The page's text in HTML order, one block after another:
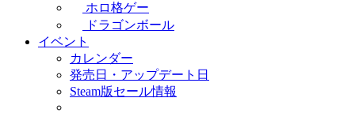
ホロ格ゲー
ドラゴンボール
イベント
カレンダー
発売日・アップデート日
Steam版セール情報